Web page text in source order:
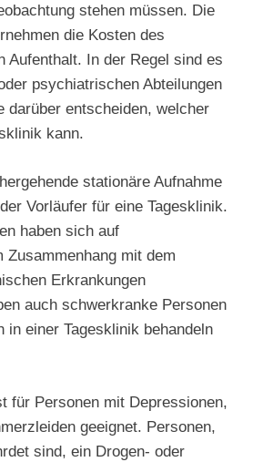
stehen müssen. Die
die Kosten des
Aufenthalt. In der Regel sind es
psychiatrischen Abteilungen
darüber entscheiden, welcher
kann.
stationäre Aufnahme
Vorläufer für eine Tagesklinik.
haben sich auf
Zusammenhang mit dem
Erkrankungen
auch schwerkranke Personen
in einer Tagesklinik behandeln
für Personen mit Depressionen,
geeignet. Personen,
sind, ein Drogen- oder